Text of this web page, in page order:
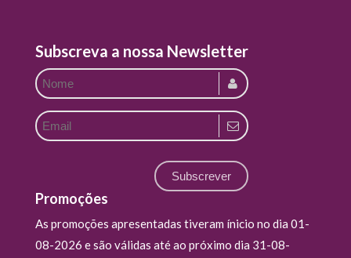
Subscreva a nossa Newsletter
Subscrever
Promoções
As promoções apresentadas tiveram ínicio no dia 01-
08-2026 e são válidas até ao próximo dia 31-08-